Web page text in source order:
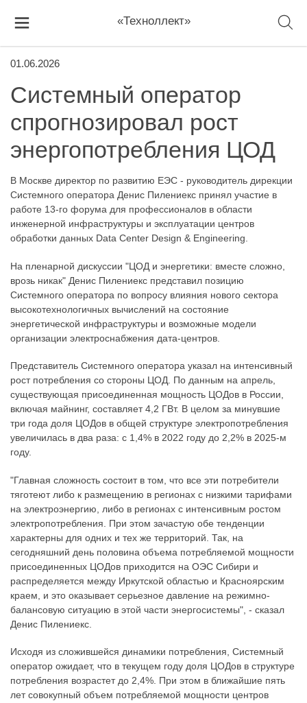
«Техноллект»
01.06.2026
Системный оператор
спрогнозировал рост
энергопотребления ЦОД
В Москве директор по развитию ЕЭС - руководитель дирекции
Системного оператора Денис Пилениекс принял участие в
работе 13-го форума для профессионалов в области
инженерной инфраструктуры и эксплуатации центров
обработки данных Data Center Design & Engineering.
На пленарной дискуссии "ЦОД и энергетики: вместе сложно,
врозь никак" Денис Пилениекс представил позицию
Системного оператора по вопросу влияния нового сектора
высокотехнологичных вычислений на состояние
энергетической инфраструктуры и возможные модели
организации электроснабжения дата-центров.
Представитель Системного оператора указал на интенсивный
рост потребления со стороны ЦОД. По данным на апрель,
существующая присоединенная мощность ЦОДов в России,
включая майнинг, составляет 4,2 ГВт. В целом за минувшие
три года доля ЦОДов в общей структуре электропотребления
увеличилась в два раза: с 1,4% в 2022 году до 2,2% в 2025-м
году.
"Главная сложность состоит в том, что все эти потребители
тяготеют либо к размещению в регионах с низкими тарифами
на электроэнергию, либо в регионах с интенсивным ростом
электропотребления. При этом зачастую обе тенденции
характерны для одних и тех же территорий. Так, на
сегодняшний день половина объема потребляемой мощности
присоединенных ЦОДов приходится на ОЭС Сибири и
распределяется между Иркутской областью и Красноярским
краем, и это оказывает серьезное давление на режимно-
балансовую ситуацию в этой части энергосистемы", - сказал
Денис Пилениекс.
Исходя из сложившейся динамики потребления, Системный
оператор ожидает, что в текущем году доля ЦОДов в структуре
потребления возрастет до 2,4%. При этом в ближайшие пять
лет совокупный объем потребляемой мощности центров